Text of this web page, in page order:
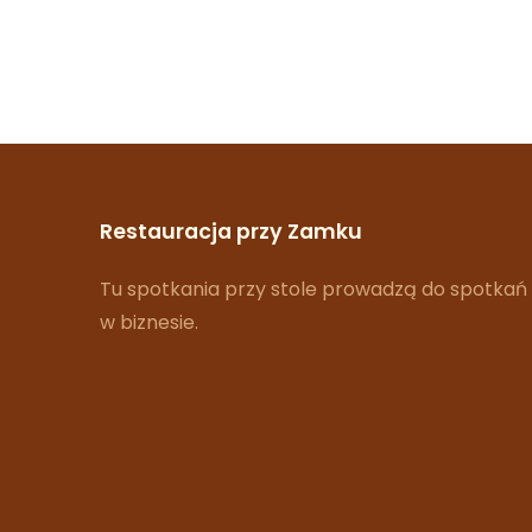
Restauracja przy Zamku
Tu spotkania przy stole prowadzą do spotkań
w biznesie.